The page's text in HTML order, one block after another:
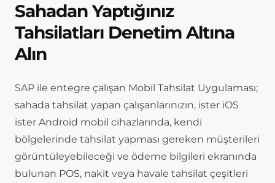
Sahadan Yaptığınız
Tahsilatları Denetim Altına
Alın
SAP ile entegre çalışan Mobil Tahsilat Uygulaması;
sahada tahsilat yapan çalışanlarınızın, ister iOS
ister Android mobil cihazlarında, kendi
bölgelerinde tahsilat yapması gereken müşterileri
görüntüleyebileceği ve ödeme bilgileri ekranında
bulunan POS, nakit veya havale tahsilat çeşitleri